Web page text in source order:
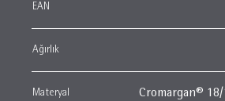
EAN
Ağırlık
Materyal Cromargan® 18/